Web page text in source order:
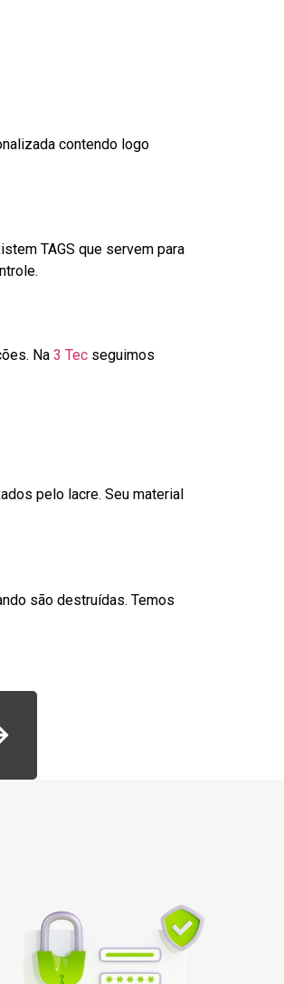
contendo logo
TAGS que servem para
Na 3 Tec seguimos
pelo lacre. Seu material
são destruídas. Temos